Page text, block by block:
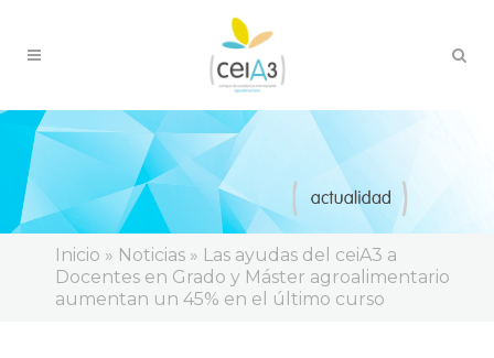
Inicio » Noticias » Las ayudas del ceiA3 a
Docentes en Grado y Máster agroalimentario
aumentan un 45% en el último curso